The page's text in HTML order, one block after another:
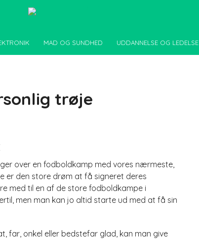
MAD OG SUNDHED UDDANNELSE OG LEDELSE
trøje
over en fodboldkamp med vores nærmeste,
er den store drøm at få signeret deres
med til en af de store fodboldkampe i
men man kan jo altid starte ud med at få sin
far, onkel eller bedstefar glad, kan man give